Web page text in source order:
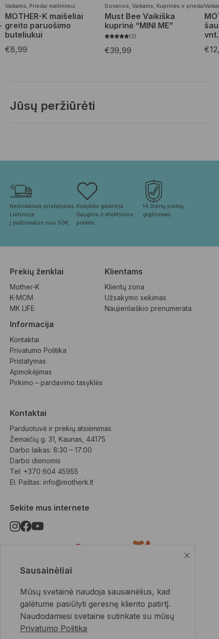
Vaikams Priedai maitinimui
MOTHER-K maišeliai
greito paruošimo
buteliukui
€8,99
Dovanos Vaikams Kuprinės ir priedai
Must Bee Vaikiška
kuprinė “MINI ME”
2
€39,99
€
Jūsų peržiūrėti
Nemokamas pristatymas
Lietuvoje
į paštomatus nuo 50€
Kokybės garantija.
Saugios ir efektyvios
prekės.
14 Dienų prekių
grąžinimas.
Prekių ženklai
Mother-K
K-MOM
MK LIFE
Klientams
Klientų zona
Užsakymo sekimas
Naujienlaiškio prenumerata
Informacija
Kontaktai
Privatumo Politika
Pristatymas
Apmokėjimas
Pirkimo – pardavimo tasyklės
Kontaktai
Parduotuvė ir prekių atsiėmimas
Žemaičių g. 31, Kaunas, 44175
Darbo laikas: 8:30 – 17:00
Darbo dienomis
Tel: +370 604 45955
El. Paštas: info@motherk.lt
Sekite mus internete
Apmokėjimo būdai
Sausainėliai
Mūsų svetainė naudoja sausainėlius, kad
galėtume pasiūlyti geresnę kliento patirtį.
Naudodamiesi svetaine sutinkate su mūsų
Privatumo Politika